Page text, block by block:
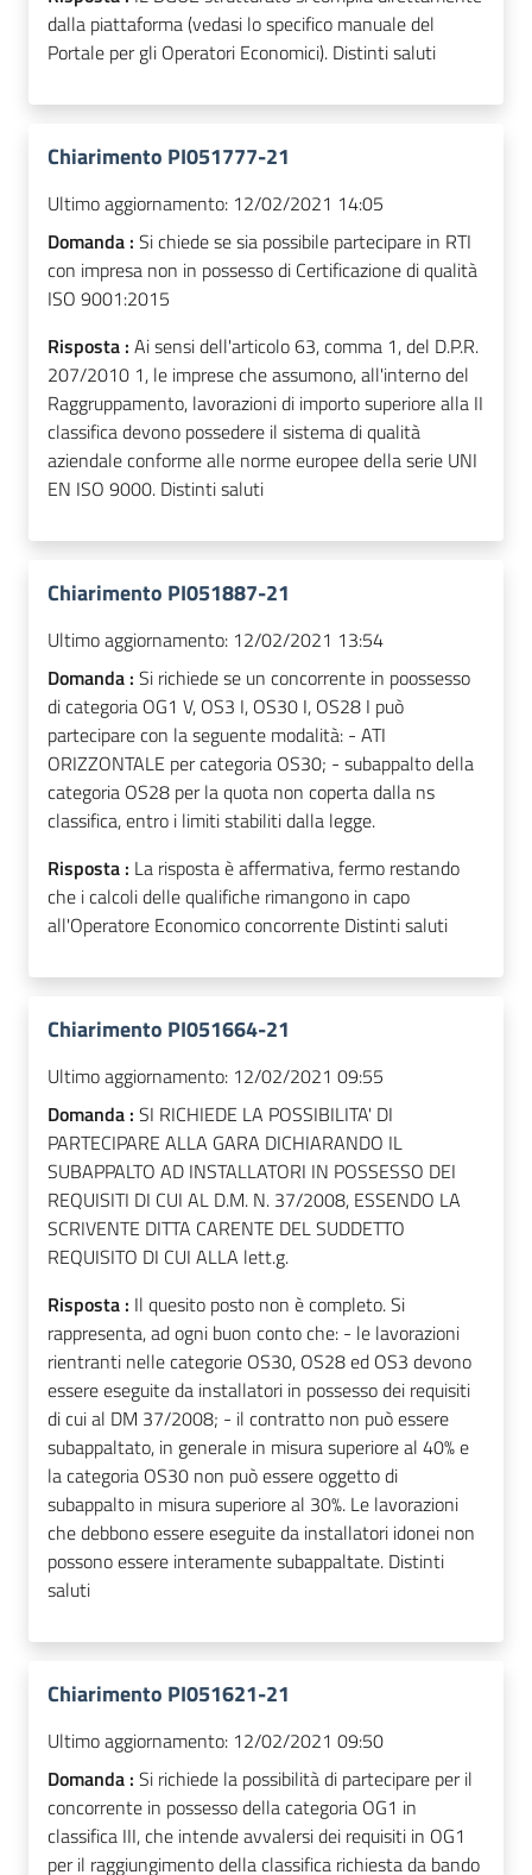
dalla piattaforma (vedasi lo specifico manuale del
Portale per gli Operatori Economici). Distinti saluti
Chiarimento PI051777-21
Ultimo aggiornamento: 12/02/2021 14:05
Domanda : Si chiede se sia possibile partecipare in RTI
con impresa non in possesso di Certificazione di qualità
ISO 9001:2015
Risposta : Ai sensi dell'articolo 63, comma 1, del D.P.R.
207/2010 1, le imprese che assumono, all'interno del
Raggruppamento, lavorazioni di importo superiore alla II
classifica devono possedere il sistema di qualità
aziendale conforme alle norme europee della serie UNI
EN ISO 9000. Distinti saluti
Chiarimento PI051887-21
Ultimo aggiornamento: 12/02/2021 13:54
Domanda : Si richiede se un concorrente in poossesso
di categoria OG1 V, OS3 I, OS30 I, OS28 I può
partecipare con la seguente modalità: - ATI
ORIZZONTALE per categoria OS30; - subappalto della
categoria OS28 per la quota non coperta dalla ns
classifica, entro i limiti stabiliti dalla legge.
Risposta : La risposta è affermativa, fermo restando
che i calcoli delle qualifiche rimangono in capo
all'Operatore Economico concorrente Distinti saluti
Chiarimento PI051664-21
Ultimo aggiornamento: 12/02/2021 09:55
Domanda : SI RICHIEDE LA POSSIBILITA' DI
PARTECIPARE ALLA GARA DICHIARANDO IL
SUBAPPALTO AD INSTALLATORI IN POSSESSO DEI
REQUISITI DI CUI AL D.M. N. 37/2008, ESSENDO LA
SCRIVENTE DITTA CARENTE DEL SUDDETTO
REQUISITO DI CUI ALLA lett.g.
Risposta : Il quesito posto non è completo. Si
rappresenta, ad ogni buon conto che: - le lavorazioni
rientranti nelle categorie OS30, OS28 ed OS3 devono
essere eseguite da installatori in possesso dei requisiti
di cui al DM 37/2008; - il contratto non può essere
subappaltato, in generale in misura superiore al 40% e
la categoria OS30 non può essere oggetto di
subappalto in misura superiore al 30%. Le lavorazioni
che debbono essere eseguite da installatori idonei non
possono essere interamente subappaltate. Distinti
saluti
Chiarimento PI051621-21
Ultimo aggiornamento: 12/02/2021 09:50
Domanda : Si richiede la possibilità di partecipare per il
concorrente in possesso della categoria OG1 in
classifica III, che intende avvalersi dei requisiti in OG1
per il raggiungimento della classifica richiesta da bando